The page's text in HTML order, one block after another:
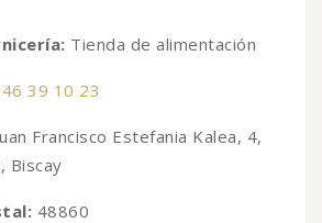
Tienda de alimentación
39 10 23
Francisco Estefania Kalea, 4,
Biscay
48860